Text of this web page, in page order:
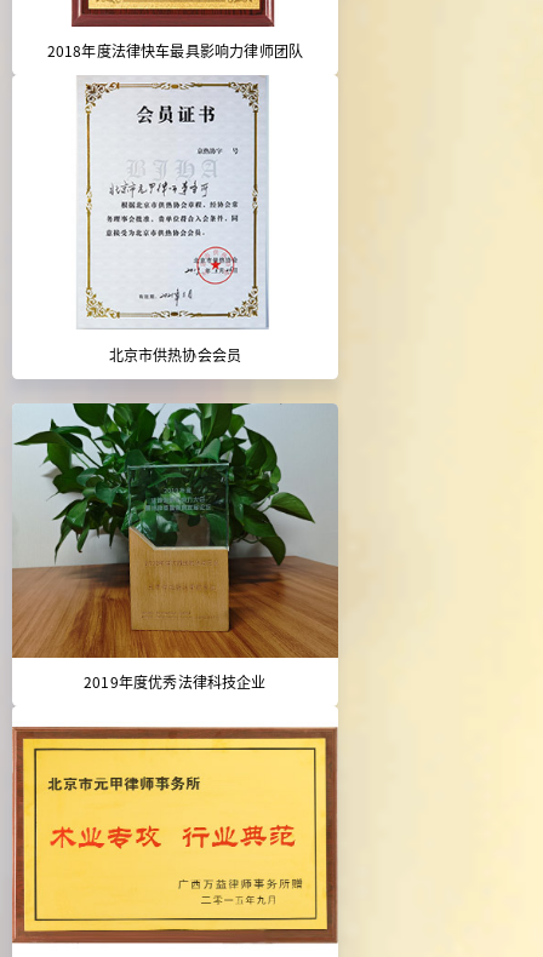
2018年度法律快车最具影响力律师团队
北京市供热协会会员
2019年度优秀法律科技企业